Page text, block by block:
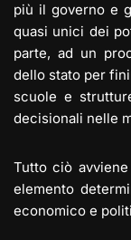
più il governo e
quasi unici dei
parte, ad un
dello stato per
scuole e
decisionali nelle
Tutto ciò
elemento
economico e